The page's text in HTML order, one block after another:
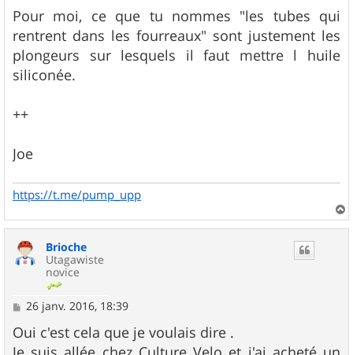
Pour moi, ce que tu nommes "les tubes qui
rentrent dans les fourreaux" sont justement les
plongeurs sur lesquels il faut mettre l huile
siliconée.
++
Joe
https://t.me/pump_upp
a
Brioche
Utagawiste
novice
M
s
s
26 janv. 2016, 18:39
Oui c'est cela que je voulais dire .